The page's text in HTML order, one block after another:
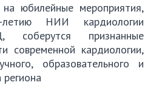
юбилейные мероприятия,
летию НИИ кардиологии
соберутся признанные
современной кардиологии,
образовательного и